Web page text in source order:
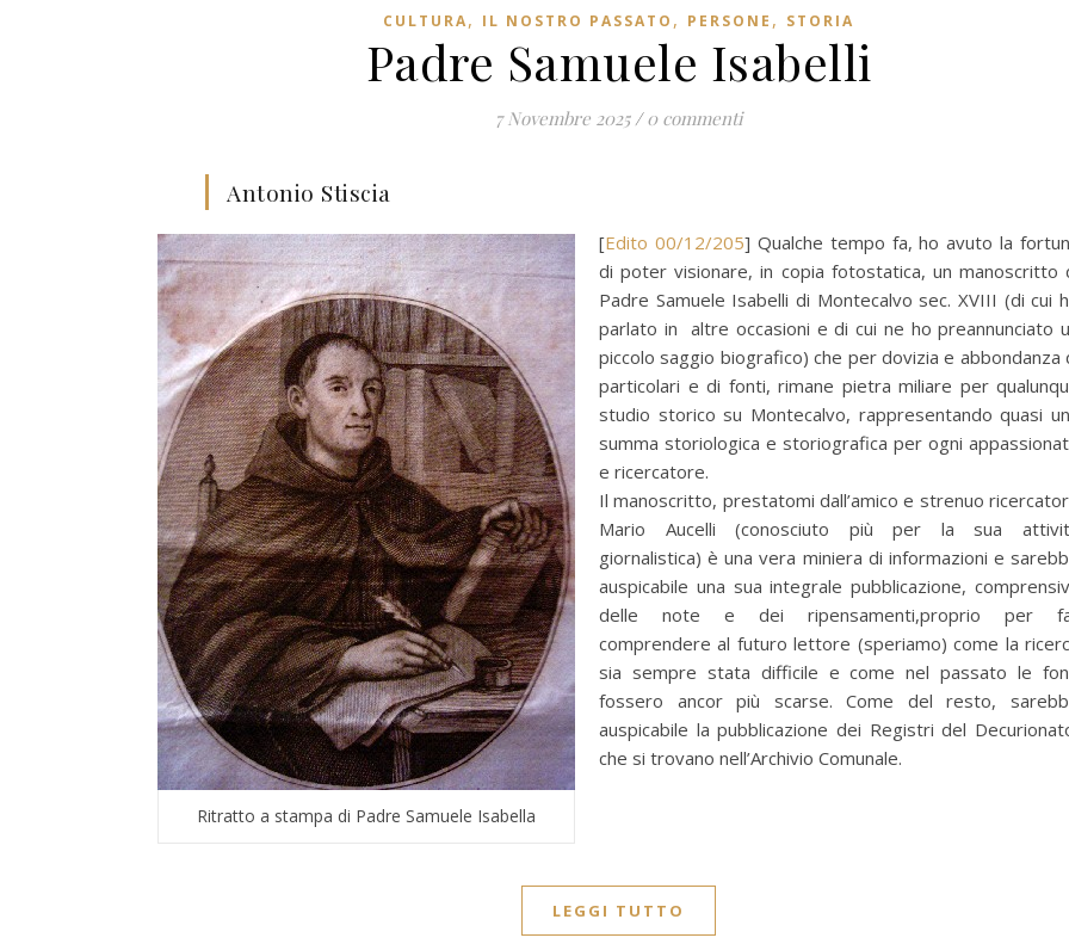
CULTURA, IL NOSTRO PASSATO , PERSONE , STORIA
Padre Samuele Isabelli
7 Novembre 2025 / 0 commenti
Antonio Stiscia
Ritratto a stampa di Padre Samuele Isabella
[Edito 00/12/205] Qualche tempo fa, ho avuto la
di poter visionare, in copia fotostatica, un manoscritto
Padre Samuele Isabelli di Montecalvo sec. XVIII (di cui
parlato in altre occasioni e di cui ne ho preannunciato
piccolo saggio biografico) che per dovizia e abbondanza
particolari e di fonti, rimane pietra miliare per
studio storico su Montecalvo, rappresentando quasi
summa storiologica e storiografica per ogni
e ricercatore.
Il manoscritto, prestatomi dall’amico e strenuo
Mario Aucelli (conosciuto più per la sua
giornalistica) è una vera miniera di informazioni e
auspicabile una sua integrale pubblicazione,
delle note e dei ripensamenti,proprio per
comprendere al futuro lettore (speriamo) come la
sia sempre stata difficile e come nel passato le
fossero ancor più scarse. Come del resto,
auspicabile la pubblicazione dei Registri del
che si trovano nell’Archivio Comunale.
LEGGI TUTTO